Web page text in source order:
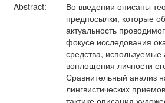
Abstract:
Во введении описаны
предпосылки, которые
актуальность
фокусе исследования
средства, используемые
воплощения личности
Сравнительный анализ
лингвистических
тактике описания